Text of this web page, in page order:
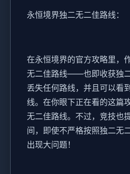
永恒境界独二无二佳路线：
在永恒境界的官方攻略里，
无二佳路线——也即收获独
丢失任何路线，并且可以看
线。在你眼下正在看的这篇
无二佳路线。不过，竞技也
间，即使不严格按照独二无
出现大问题！